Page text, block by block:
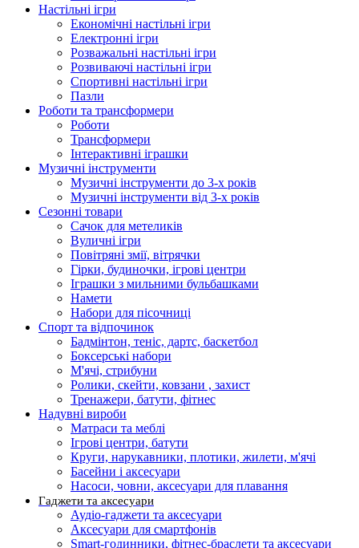
Настільні ігри
Економічні настільні ігри
Електронні ігри
Розважальні настільні ігри
Розвиваючі настільні ігри
Спортивні настільні ігри
Пазли
Роботи та трансформери
Роботи
Трансформери
Інтерактивні іграшки
Музичні інструменти
Музичні інструменти до 3-х років
Музичні інструменти від 3-х років
Сезонні товари
Сачок для метеликів
Вуличні ігри
Повітряні змії, вітрячки
Гірки, будиночки, ігрові центри
Іграшки з мильними бульбашками
Намети
Набори для пісочниці
Спорт та відпочинок
Бадмінтон, теніс, дартс, баскетбол
Боксерські набори
М'ячі, стрибуни
Ролики, скейти, ковзани , захист
Тренажери, батути, фітнес
Надувні вироби
Матраси та меблі
Ігрові центри, батути
Круги, нарукавники, плотики, жилети, м'ячі
Басейни і аксесуари
Насоси, човни, аксесуари для плавання
Гаджети та аксесуари
Аудіо-гаджети та аксесуари
Аксесуари для смартфонів
Smart-годинники, фітнес-браслети та аксесуари